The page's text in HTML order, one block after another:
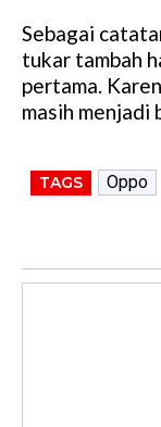
Sebagai
tukar tambah
pertama.
masih menjadi
TAGS Oppo